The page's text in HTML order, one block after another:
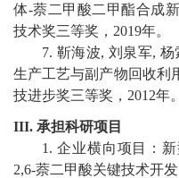
体-萘二甲酸二甲酯合成
技术奖三等奖， 2019年。
7. 靳海波, 刘泉军, 杨
生产工艺与副产物回收利
技进步奖三等奖， 2012年。
III. 承担科研项目
1 . 企业横向项目：
2,6-萘二甲酸关键技术开发